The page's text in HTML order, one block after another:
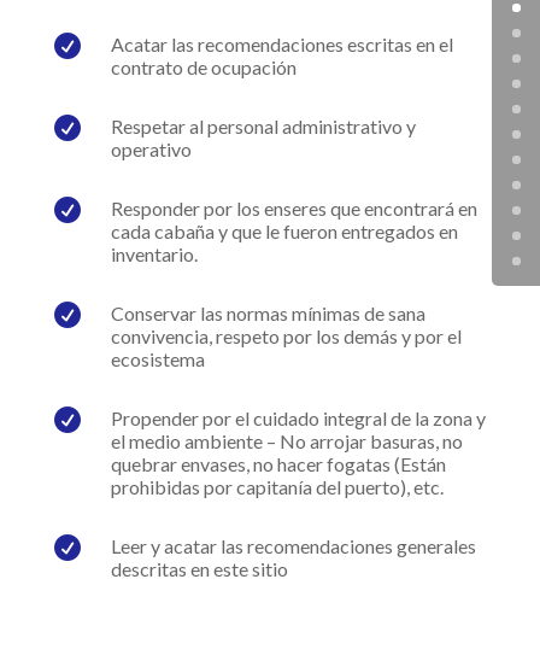

Acatar las recomendaciones escritas en el
contrato de ocupación

Respetar al personal administrativo y
operativo

Responder por los enseres que encontrará en
cada cabaña y que le fueron entregados en
inventario.

Conservar las normas mínimas de sana
convivencia, respeto por los demás y por el
ecosistema

Propender por el cuidado integral de la zona y
el medio ambiente – No arrojar basuras, no
quebrar envases, no hacer fogatas (Están
prohibidas por capitanía del puerto), etc.

Leer y acatar las recomendaciones generales
descritas en este sitio